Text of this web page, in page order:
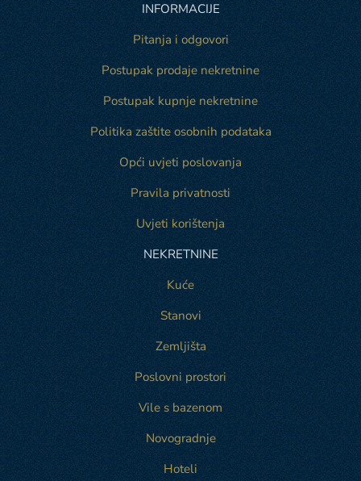
INFORMACIJE
Pitanja i odgovori
Postupak prodaje nekretnine
Postupak kupnje nekretnine
Politika zaštite osobnih podataka
Opći uvjeti poslovanja
Pravila privatnosti
Uvjeti korištenja
NEKRETNINE
Kuće
Stanovi
Zemljišta
Poslovni prostori
Vile s bazenom
Novogradnje
Hoteli